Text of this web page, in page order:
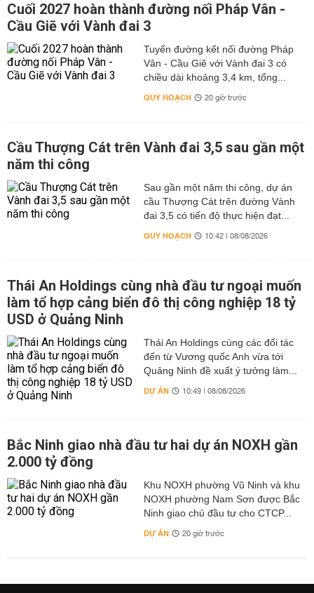
Cuối 2027 hoàn thành đường nối Pháp Vân -
Cầu Giẽ với Vành đai 3
Tuyến đường kết nối đường Pháp
Vân - Cầu Giẽ với Vành đai 3 có
chiều dài khoảng 3,4 km, tổng...
QUY HOẠCH 20 giờ trước
Cầu Thượng Cát trên Vành đai 3,5 sau gần một
năm thi công
Sau gần một năm thi công, dự án
cầu Thượng Cát trên đường Vành
đai 3,5 có tiến độ thực hiện đạt...
QUY HOẠCH 10:42 | 08/08/2026
Thái An Holdings cùng nhà đầu tư ngoại muốn
làm tổ hợp cảng biển đô thị công nghiệp 18 tỷ
USD ở Quảng Ninh
Thái An Holdings cùng các đối tác
đến từ Vương quốc Anh vừa tới
Quảng Ninh đề xuất ý tưởng làm...
DỰ ÁN 10:49 | 08/08/2026
Bắc Ninh giao nhà đầu tư hai dự án NOXH gần
2.000 tỷ đồng
Khu NOXH phường Vũ Ninh và khu
NOXH phường Nam Sơn được Bắc
Ninh giao chủ đầu tư cho CTCP...
DỰ ÁN 20 giờ trước